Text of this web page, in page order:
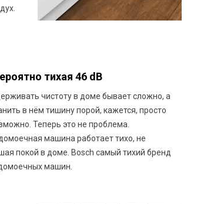
тихая 46 dB
чистоту в доме бывает сложно, а
в нём тишину порой, кажется, просто
Теперь это не проблема.
машина работает тихо, не
покой в доме. Bosch самый тихий бренд
машин.